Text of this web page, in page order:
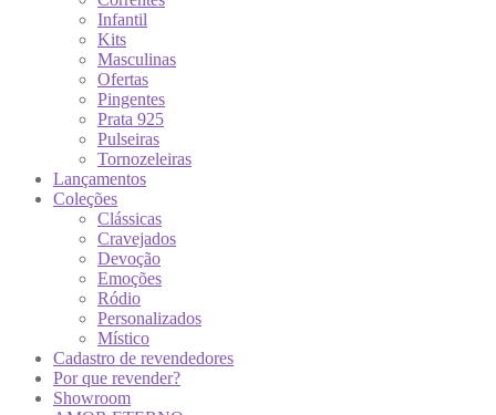
Infantil
Kits
Masculinas
Ofertas
Pingentes
Prata 925
Pulseiras
Tornozeleiras
Lançamentos
Coleções
Clássicas
Cravejados
Devoção
Emoções
Ródio
Personalizados
Místico
Cadastro de revendedores
Por que revender?
Showroom